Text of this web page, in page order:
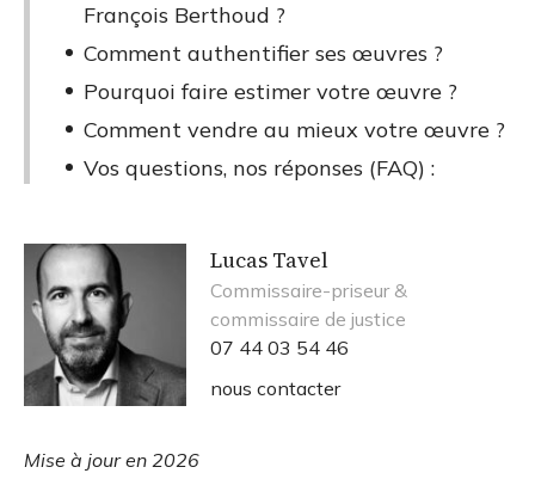
François Berthoud ?
Comment authentifier ses œuvres ?
Pourquoi faire estimer votre œuvre ?
Comment vendre au mieux votre œuvre ?
Vos questions, nos réponses (FAQ) :
Lucas Tavel
Commissaire-priseur &
commissaire de justice
07 44 03 54 46
nous contacter
Mise à jour en 2026